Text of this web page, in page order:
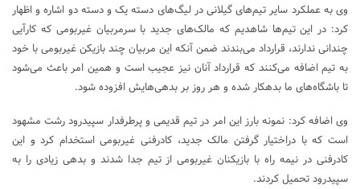
وی به عملکرد سایر تیم‌های گیلانی در لیگ‌های دسته یک و دسته دو اشاره و اظهار
کرد: در این تیم‌ها شاهدیم که مالک‌های جدید با سرمربیان غیربومی که کارآیی
چندانی ندارند، قرارداد می‌بندند ضمن آنکه این مربیان چند بازیکن غیربومی با خود
به تیم اضافه می‌کنند که قرارداد آنان نیز عجیب است و همین امر باعث می‌شود
تا باشگاه‌های ما بدهکار شده و هر روز بر بدهی‌هایش افزوده شود.
وی اضافه کرد: نمونه بارز این امر در تیم قدیمی و پرطرفدار سپیدرود رشت مشهود
است که با دراختیار گرفتن مالک جدید، کادرفنی غیربومی استخدام کرد و این
کادرفنی در نیمه راه با بازیکنان غیربومی از تیم جدا شدند و بدهی زیادی را به
سپیدرود تحمیل کردند.